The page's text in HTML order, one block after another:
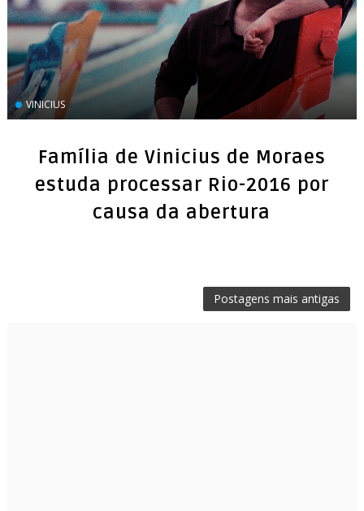
VINICIUS
Família de Vinicius de Moraes
estuda processar Rio-2016 por
causa da abertura
Postagens mais antigas